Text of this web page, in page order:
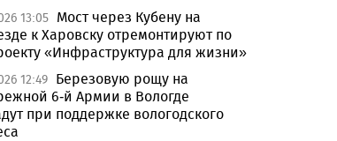
13:05 Мост через Кубену на
к Харовску отремонтируют по
«Инфраструктура для жизни»
12:49 Березовую рощу на
6-й Армии в Вологде
при поддержке вологодского